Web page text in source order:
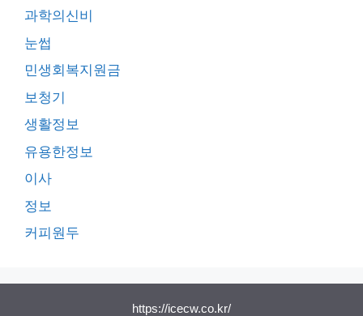
과학의신비
눈썹
민생회복지원금
보청기
생활정보
유용한정보
이사
정보
커피원두
https://icecw.co.kr/